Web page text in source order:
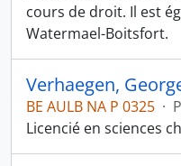
cours de droit. Il est
Watermael-Boitsfort.
Verhaegen,
BE AULB NA P 0325 ·
Licencié en sciences